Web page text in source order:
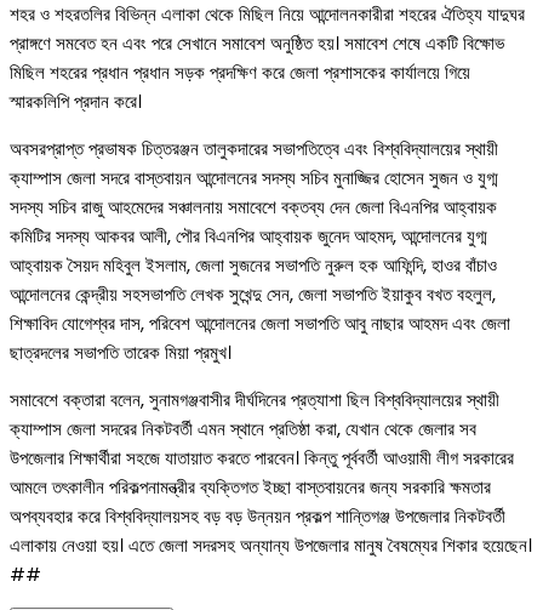
শহর ও শহরতলির বিভিন্ন এলাকা থেকে মিছিল নিয়ে আন্দোলনকারীরা শহরের ঐতিহ্য যাদুঘর
প্রাঙ্গণে সমবেত হন এবং পরে সেখানে সমাবেশ অনুষ্ঠিত হয়। সমাবেশ শেষে একটি বিক্ষোভ
মিছিল শহরের প্রধান প্রধান সড়ক প্রদক্ষিণ করে জেলা প্রশাসকের কার্যালয়ে গিয়ে
স্মারকলিপি প্রদান করে।
অবসরপ্রাপ্ত প্রভাষক চিত্তরঞ্জন তালুকদারের সভাপতিত্বে এবং বিশ্ববিদ্যালয়ের স্থায়ী
ক্যাম্পাস জেলা সদরে বাস্তবায়ন আন্দোলনের সদস্য সচিব মুনাজ্জির হোসেন সুজন ও যুগ্ম
সদস্য সচিব রাজু আহমেদের সঞ্চালনায় সমাবেশে বক্তব্য দেন জেলা বিএনপির আহ্বায়ক
কমিটির সদস্য আকবর আলী, পৌর বিএনপির আহ্বায়ক জুনেদ আহমদ, আন্দোলনের যুগ্ম
আহ্বায়ক সৈয়দ মহিবুল ইসলাম, জেলা সুজনের সভাপতি নুরুল হক আফিন্দি, হাওর বাঁচাও
আন্দোলনের কেন্দ্রীয় সহসভাপতি লেখক সুখেন্দু সেন, জেলা সভাপতি ইয়াকুব বখত বহলুল,
শিক্ষাবিদ যোগেশ্বর দাস, পরিবেশ আন্দোলনের জেলা সভাপতি আবু নাছার আহমদ এবং জেলা
ছাত্রদলের সভাপতি তারেক মিয়া প্রমুখ।
সমাবেশে বক্তারা বলেন, সুনামগঞ্জবাসীর দীর্ঘদিনের প্রত্যাশা ছিল বিশ্ববিদ্যালয়ের স্থায়ী
ক্যাম্পাস জেলা সদরের নিকটবর্তী এমন স্থানে প্রতিষ্ঠা করা, যেখান থেকে জেলার সব
উপজেলার শিক্ষার্থীরা সহজে যাতায়াত করতে পারবেন। কিন্তু পূর্ববর্তী আওয়ামী লীগ সরকারের
আমলে তৎকালীন পরিকল্পনামন্ত্রীর ব্যক্তিগত ইচ্ছা বাস্তবায়নের জন্য সরকারি ক্ষমতার
অপব্যবহার করে বিশ্ববিদ্যালয়সহ বড় বড় উন্নয়ন প্রকল্প শান্তিগঞ্জ উপজেলার নিকটবর্তী
এলাকায় নেওয়া হয়। এতে জেলা সদরসহ অন্যান্য উপজেলার মানুষ বৈষম্যের শিকার হয়েছেন।
##